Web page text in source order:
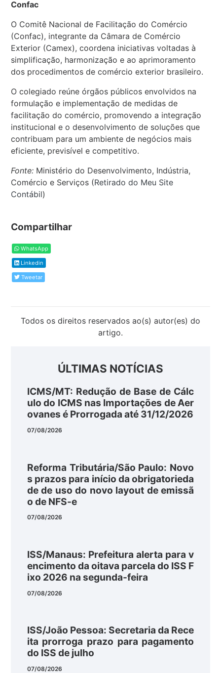
Confac
O Comitê Nacional de Facilitação do Comércio
(Confac), integrante da Câmara de Comércio
Exterior (Camex), coordena iniciativas voltadas à
simplificação, harmonização e ao aprimoramento
dos procedimentos de comércio exterior brasileiro.
O colegiado reúne órgãos públicos envolvidos na
formulação e implementação de medidas de
facilitação do comércio, promovendo a integração
institucional e o desenvolvimento de soluções que
contribuam para um ambiente de negócios mais
eficiente, previsível e competitivo.
Fonte: Ministério do Desenvolvimento, Indústria,
Comércio e Serviços (Retirado do Meu Site
Contábil)
Compartilhar
WhatsApp
Linkedin
Tweetar
Todos os direitos reservados ao(s) autor(es) do
artigo.
ÚLTIMAS NOTÍCIAS
ICMS/MT: Redução de Base de Cálc
ulo do ICMS nas Importações de Aer
ovanes é Prorrogada até 31/12/2026
07/08/2026
Reforma Tributária/São Paulo: Novo
s prazos para início da obrigatorieda
de de uso do novo layout de emissã
o de NFS-e
07/08/2026
ISS/Manaus: Prefeitura alerta para v
encimento da oitava parcela do ISS F
ixo 2026 na segunda-feira
07/08/2026
ISS/João Pessoa: Secretaria da Rece
ita prorroga prazo para pagamento
do ISS de julho
07/08/2026